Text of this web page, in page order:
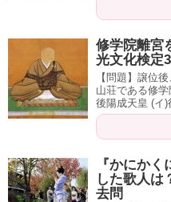
修学院離宮
光文化検定
【問題】譲位
山荘である修
後陽成天皇 (イ)
『かにか
した歌人は
去問